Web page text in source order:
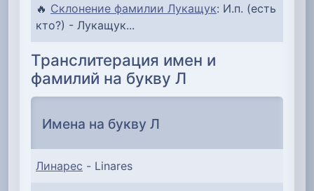
🔥 Склонение фамилии Лукащук: И.п. (есть
кто?) - Лукащук...
Транслитерация имен и
фамилий на букву Л
Имена на букву Л
Линарес - Linares